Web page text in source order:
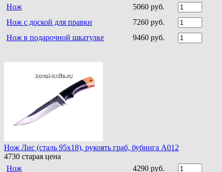
Нож
5060 руб.
Нож с доской для правки
7260 руб.
Нож в подарочной шкатулке
9460 руб.
Нож Лис (сталь 95х18), рукоять граб, бубинга A012
4730 старая цена
Нож
4290 руб.